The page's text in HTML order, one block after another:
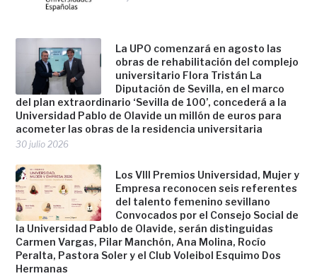
La UPO comenzará en agosto las
obras de rehabilitación del complejo
universitario Flora Tristán La
Diputación de Sevilla, en el marco
del plan extraordinario ‘Sevilla de 100’, concederá a la
Universidad Pablo de Olavide un millón de euros para
acometer las obras de la residencia universitaria
30 julio 2026
Los VIII Premios Universidad, Mujer y
Empresa reconocen seis referentes
del talento femenino sevillano
Convocados por el Consejo Social de
la Universidad Pablo de Olavide, serán distinguidas
Carmen Vargas, Pilar Manchón, Ana Molina, Rocío
Peralta, Pastora Soler y el Club Voleibol Esquimo Dos
Hermanas